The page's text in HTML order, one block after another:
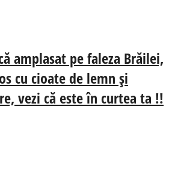
amplasat pe faleza Brăilei,
cu cioate de lemn și
vezi că este în curtea ta !!